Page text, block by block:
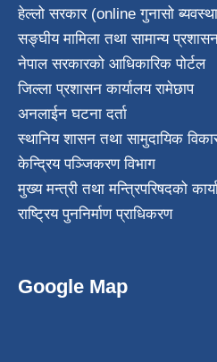
हेल्लो सरकार (online गुनासो
सङ्घीय मामिला तथा सामान्य
नेपाल सरकारको आधिकारिक पोर्टल
जिल्ला प्रशासन कार्यालय रामेछाप
अनलाईन घटना दर्ता
स्थानिय शासन तथा सामुदायिक
केन्द्रिय पञ्जिकरण विभाग
मुख्य मन्त्री तथा मन्त्रिपरिषदको
राष्ट्रिय पुननिर्माण प्राधिकरण
Google Map